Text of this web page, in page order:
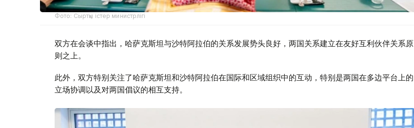
Фото: Сыртқы істер министрлігі
双方在会谈中指出，哈萨克斯坦与沙特阿拉伯的关系发展势头良好，两国关系建立在友好互利伙伴关系原
则之上。
此外，双方特别关注了哈萨克斯坦和沙特阿拉伯在国际和区域组织中的互动，特别是两国在多边平台上的
立场协调以及对两国倡议的相互支持。